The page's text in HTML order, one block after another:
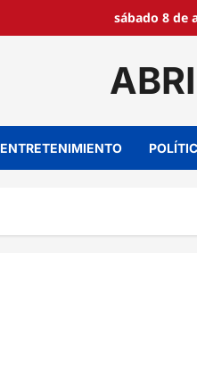
sábado 8 de
ENTRETENIMIENTO